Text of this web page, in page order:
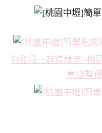
你和我一起這樣吃~桃
章總整